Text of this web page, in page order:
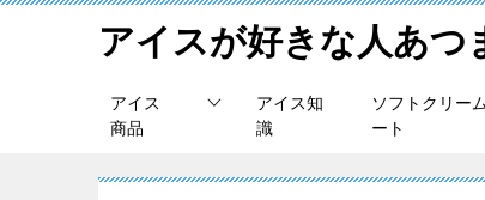
アイスが好きな人あつ
アイス
商品
アイス知
識
ソフトクリー
ート